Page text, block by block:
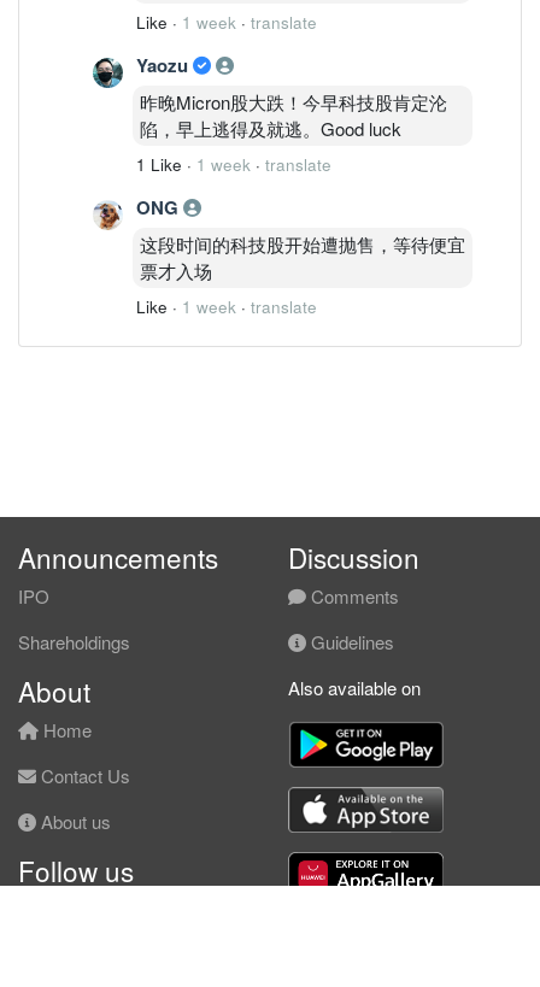
Like · 1 week · translate
Yaozu
昨晚Micron股大跌！今早科技股肯定沦
陷，早上逃得及就逃。Good luck
1 Like · 1 week · translate
ONG
这段时间的科技股开始遭抛售，等待便宜
票才入场
Like · 1 week · translate
Announcements
IPO
Shareholdings
Discussion
Comments
Guidelines
About
Home
Contact Us
About us
Follow us
Also available on